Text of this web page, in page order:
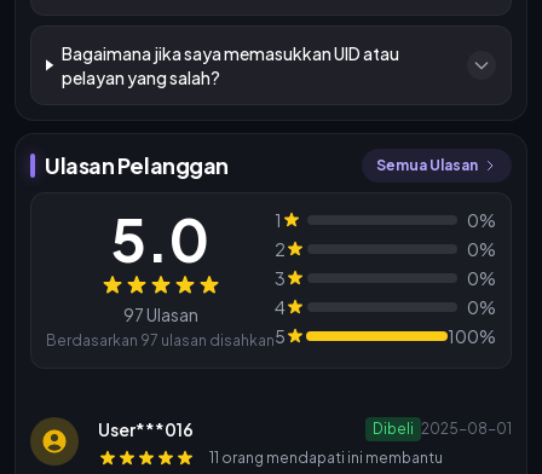
Bagaimana jika saya memasukkan UID atau
pelayan yang salah?
Ulasan Pelanggan Semua Ulasan
5.0
97 Ulasan
Berdasarkan 97 ulasan disahkan
1
0%
2
0%
3
0%
4
0%
5
100%
User***016 Dibeli 2025-08-01
11 orang mendapati ini membantu